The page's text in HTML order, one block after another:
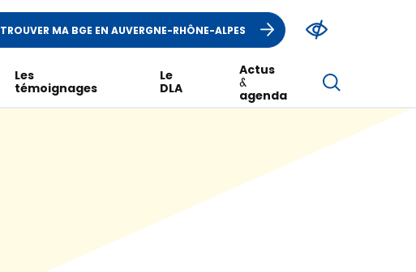
TROUVER MA BGE EN AUVERGNE-RHÔNE-ALPES
Les
témoignages
Le
DLA
Actus
&
agenda